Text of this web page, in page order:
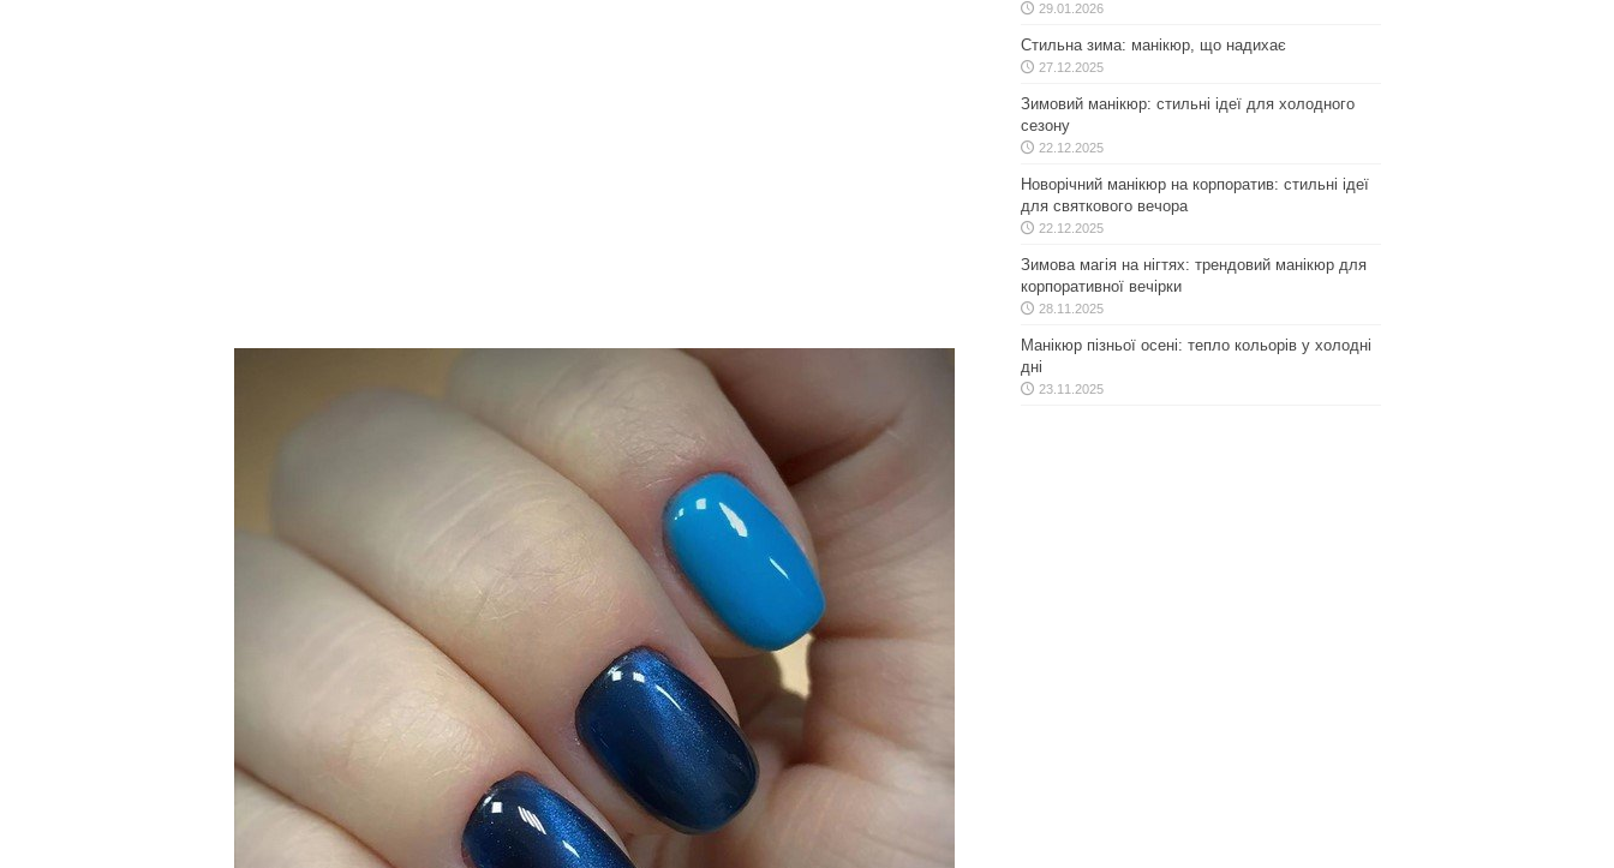
29.01.2026
Стильна зима: манікюр, що надихає
27.12.2025
Зимовий манікюр: стильні ідеї для холодного
сезону
22.12.2025
Новорічний манікюр на корпоратив: стильні ідеї
для святкового вечора
22.12.2025
Зимова магія на нігтях: трендовий манікюр для
корпоративної вечірки
28.11.2025
Манікюр пізньої осені: тепло кольорів у холодні
дні
23.11.2025